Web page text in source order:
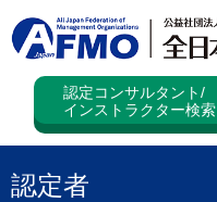
認定コンサルタント/
インストラクター検索
認定者